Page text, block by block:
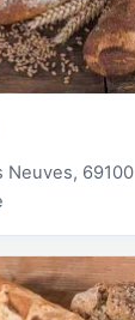
Neuves, 69100